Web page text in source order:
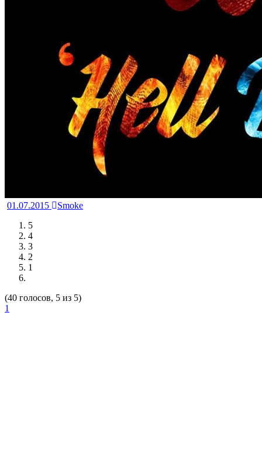
01.07.2015
Smoke
5
4
3
2
1
(40 голосов, 5 из 5)
1